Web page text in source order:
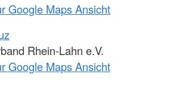
Google Maps Ansicht
Rhein-Lahn e.V.
Google Maps Ansicht